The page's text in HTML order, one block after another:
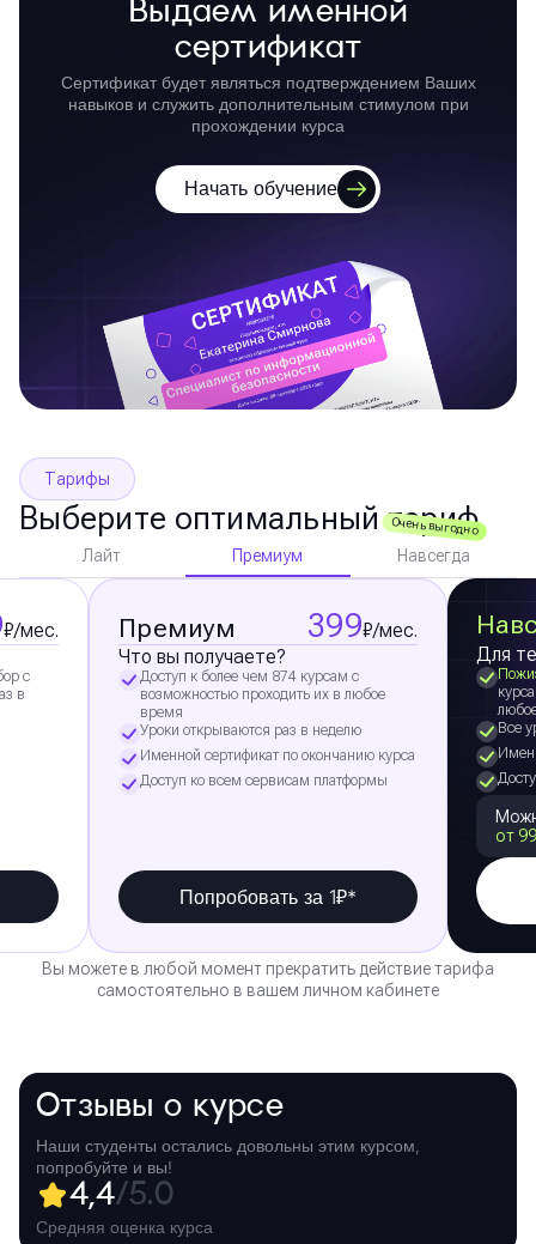
Выдаем именной
сертификат
Сертификат будет являться подтверждением Ваших
навыков и служить дополнительным стимулом при
прохождении курса
Начать обучение
Тарифы
Выберите оптимальный тариф
Очень выгодно
Лайт Премиум Навсегда
₽/мес.
с
в
Премиум 399₽/мес.
Что вы получаете?
Доступ к более чем 874 курсам с
возможностью проходить их в любое
время
Уроки открываются раз в неделю
Именной сертификат по окончанию курса
Доступ ко всем сервисам платформы
Попробовать за 1₽*
Для
Все
от
Вы можете в любой момент прекратить действие тарифа
самостоятельно в вашем личном кабинете
Отзывы о курсе
Наши студенты остались довольны этим курсом,
попробуйте и вы!
4,4/5.0
Средняя оценка курса